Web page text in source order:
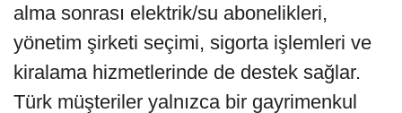
alma sonrası elektrik/su abonelikleri,
yönetim şirketi seçimi, sigorta işlemleri ve
kiralama hizmetlerinde de destek sağlar.
Türk müşteriler yalnızca bir gayrimenkul